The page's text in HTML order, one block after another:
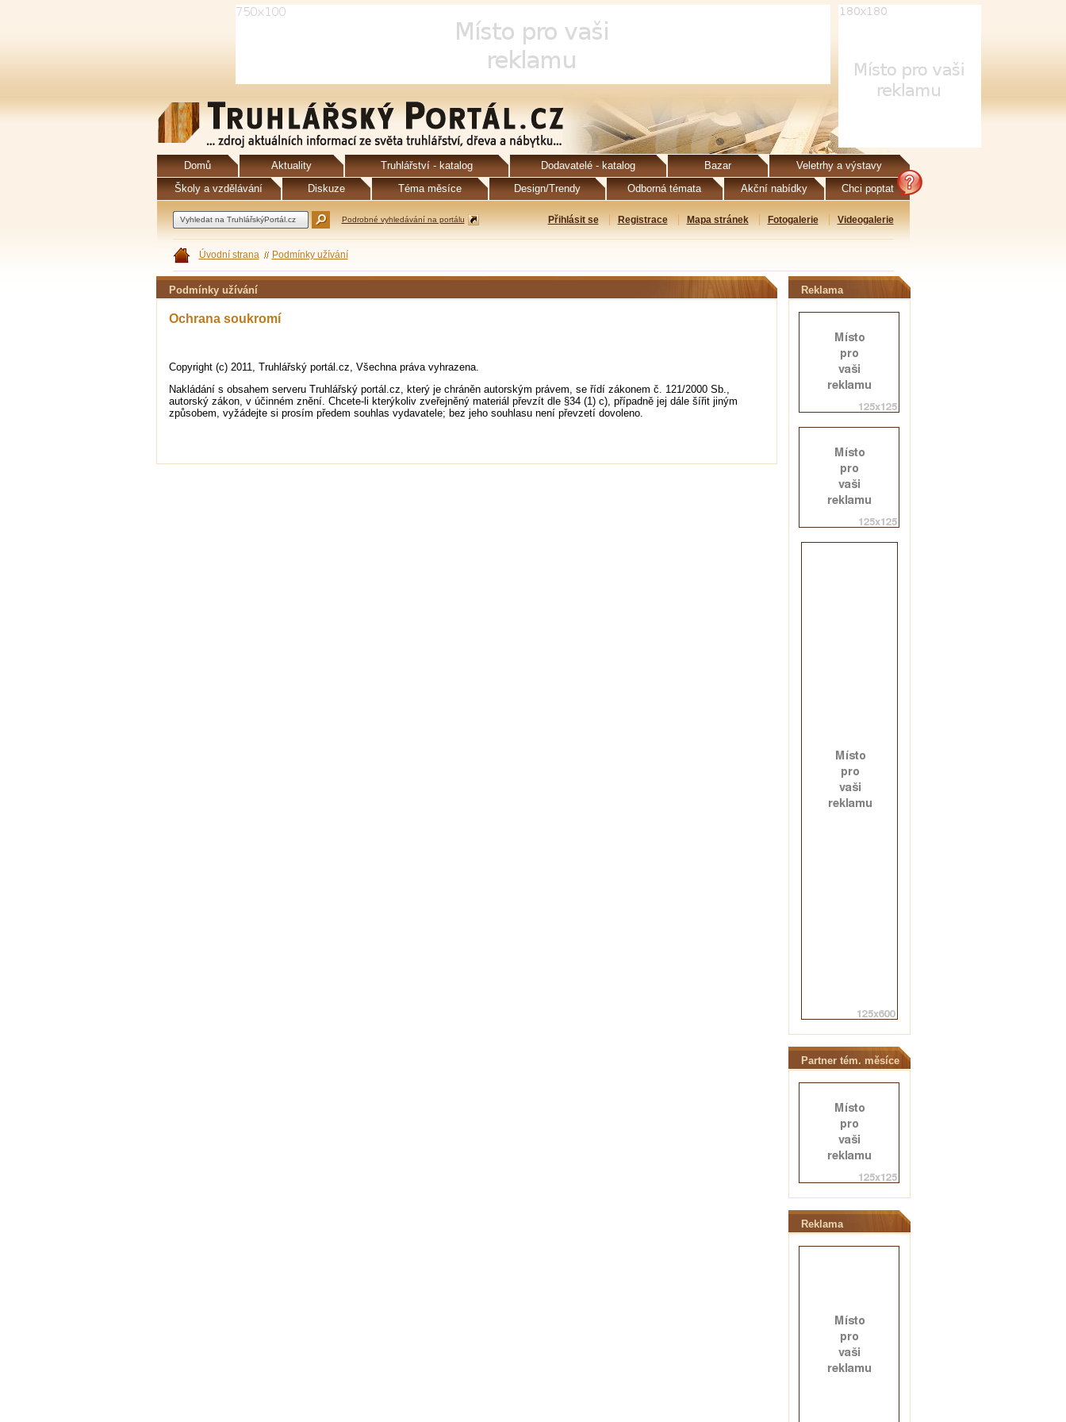
Domů Aktuality Truhlářství - katalog Dodavatelé - katalog Bazar
Veletrhy a výstavy
Školy a vzdělávání
Diskuze Téma měsíce Design/Trendy Odborná témata Akční nabídky Chci poptat
Podrobné vyhledávání na portálu Přihlásit se Registrace Mapa stránek Fotogalerie Videogalerie
Úvodní strana Podmínky užívání
Podmínky užívání
Ochrana soukromí
Copyright (c) 2011, Truhlářský portál.cz, Všechna práva vyhrazena.
Nakládání s obsahem serveru Truhlářský portál.cz, který je chráněn autorským právem, se řídí zákonem č. 121/2000 Sb.,
autorský zákon, v účinném znění. Chcete-li kterýkoliv zveřejněný materiál převzít dle §34 (1) c), případně jej dále šířit jiným
způsobem, vyžádejte si prosím předem souhlas vydavatele; bez jeho souhlasu není převzetí dovoleno.
Reklama
Partner tém. měsíce
Reklama